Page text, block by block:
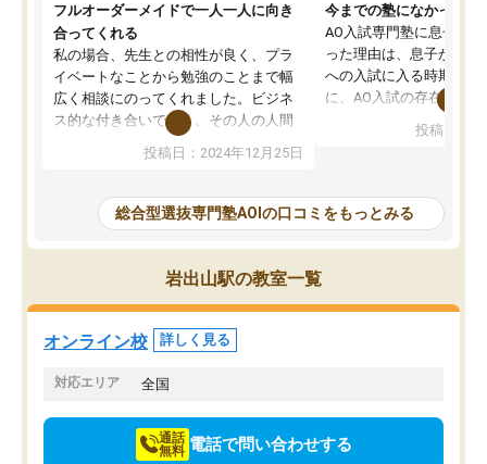
フルオーダーメイドで一人一人に向き
合ってくれる
私の場合、先生との相性が良く、プラ
イベートなことから勉強のことまで幅
広く相談にのってくれました。ビジネ
ス的な付き合いでなく、その人の人間
性までを適切に把握し、むきあってい
るなぁと強く感じることできました。
と相談すると、他の先生も紹介してく
ださり、客観的なアドバイスもいただ
くことができました（志望理由・自己
PR等の添削において）。そして、なに
より自習室が解放されている点がよか
ったです。友達と好きな時間に自習
し、お互いを高めあえる環境がありま
投稿日：2024年12月25日
今までの塾になかった
AO入試専門塾に息子を
った理由は、息子が高校
への入試に入る時期に差
に、AO入試の存在を息
たことから、AOIに入塾
で、AO入試を改めて知
それに対しての具体的な
ことでした。更に子供の
けてらっしゃいますので
投稿日：
総合型選抜専門塾AOIの口コミをもっとみる
岩出山駅の教室一覧
オンライン校 詳しく見る
対応エリア 全国
通話
無料 電話で問い合わせする